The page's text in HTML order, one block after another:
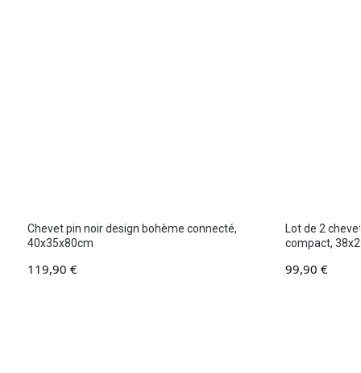
Chevet pin noir design bohème connecté,
40x35x80cm
119,90 €
Lot de 2
compact,
99,90 €